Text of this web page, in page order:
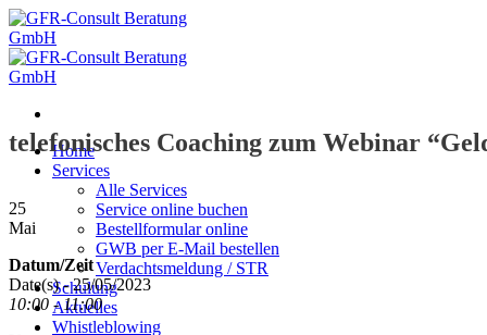
Zum
Inhalt
springen
Home
Services
Alle Services
Service online buchen
Bestellformular online
GWB per E-Mail bestellen
Verdachtsmeldung / STR
Schulung
Aktuelles
Whistleblowing
telefonisches Coaching zum Webinar
25
Mai
Datum/Zeit
Date(s) - 25/05/2023
10:00 - 11:00